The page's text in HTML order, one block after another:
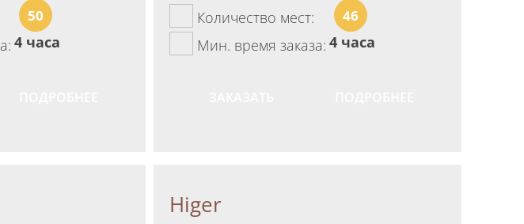
50
4 часа
Количество мест:
46
Мин. время заказа: 4 часа
Higer